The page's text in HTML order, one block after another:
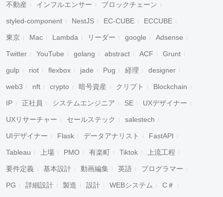
不動産 インフルエンサー ブロックチェーン
styled-component NestJS EC-CUBE ECCUBE
東京 Mac Lambda リーダー google Adsense
Twitter YouTube golang abstract ACF Grunt
gulp riot flexbox jade Pug 経理 designer
web3 nft crypto 暗号資産 クリプト Blockchain
IP 正社員 システムエンジニア SE UXデザイナー
UXリサーチャー セールステック salestech
UIデザイナー Flask データアナリスト FastAPI
Tableau 上場 PMO 有楽町 Tiktok 上流工程
要件定義 基本設計 動画編集 英語 プログラマー
PG 詳細設計 製造 設計 WEBシステム C＃